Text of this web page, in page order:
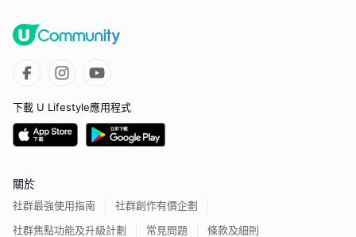
下載 U Lifestyle應用程式
關於
社群最強使用指南
社群創作有價企劃
社群焦點功能及升級計劃
常見問題 條款及細則